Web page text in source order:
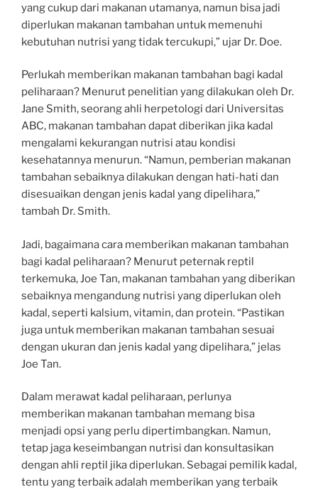
yang cukup dari makanan utamanya, namun bisa jadi
diperlukan makanan tambahan untuk memenuhi
kebutuhan nutrisi yang tidak tercukupi,” ujar Dr. Doe.
Perlukah memberikan makanan tambahan bagi kadal
peliharaan? Menurut penelitian yang dilakukan oleh Dr.
Jane Smith, seorang ahli herpetologi dari Universitas
ABC, makanan tambahan dapat diberikan jika kadal
mengalami kekurangan nutrisi atau kondisi
kesehatannya menurun. “Namun, pemberian makanan
tambahan sebaiknya dilakukan dengan hati-hati dan
disesuaikan dengan jenis kadal yang dipelihara,”
tambah Dr. Smith.
Jadi, bagaimana cara memberikan makanan tambahan
bagi kadal peliharaan? Menurut peternak reptil
terkemuka, Joe Tan, makanan tambahan yang diberikan
sebaiknya mengandung nutrisi yang diperlukan oleh
kadal, seperti kalsium, vitamin, dan protein. “Pastikan
juga untuk memberikan makanan tambahan sesuai
dengan ukuran dan jenis kadal yang dipelihara,” jelas
Joe Tan.
Dalam merawat kadal peliharaan, perlunya
memberikan makanan tambahan memang bisa
menjadi opsi yang perlu dipertimbangkan. Namun,
tetap jaga keseimbangan nutrisi dan konsultasikan
dengan ahli reptil jika diperlukan. Sebagai pemilik kadal,
tentu yang terbaik adalah memberikan yang terbaik